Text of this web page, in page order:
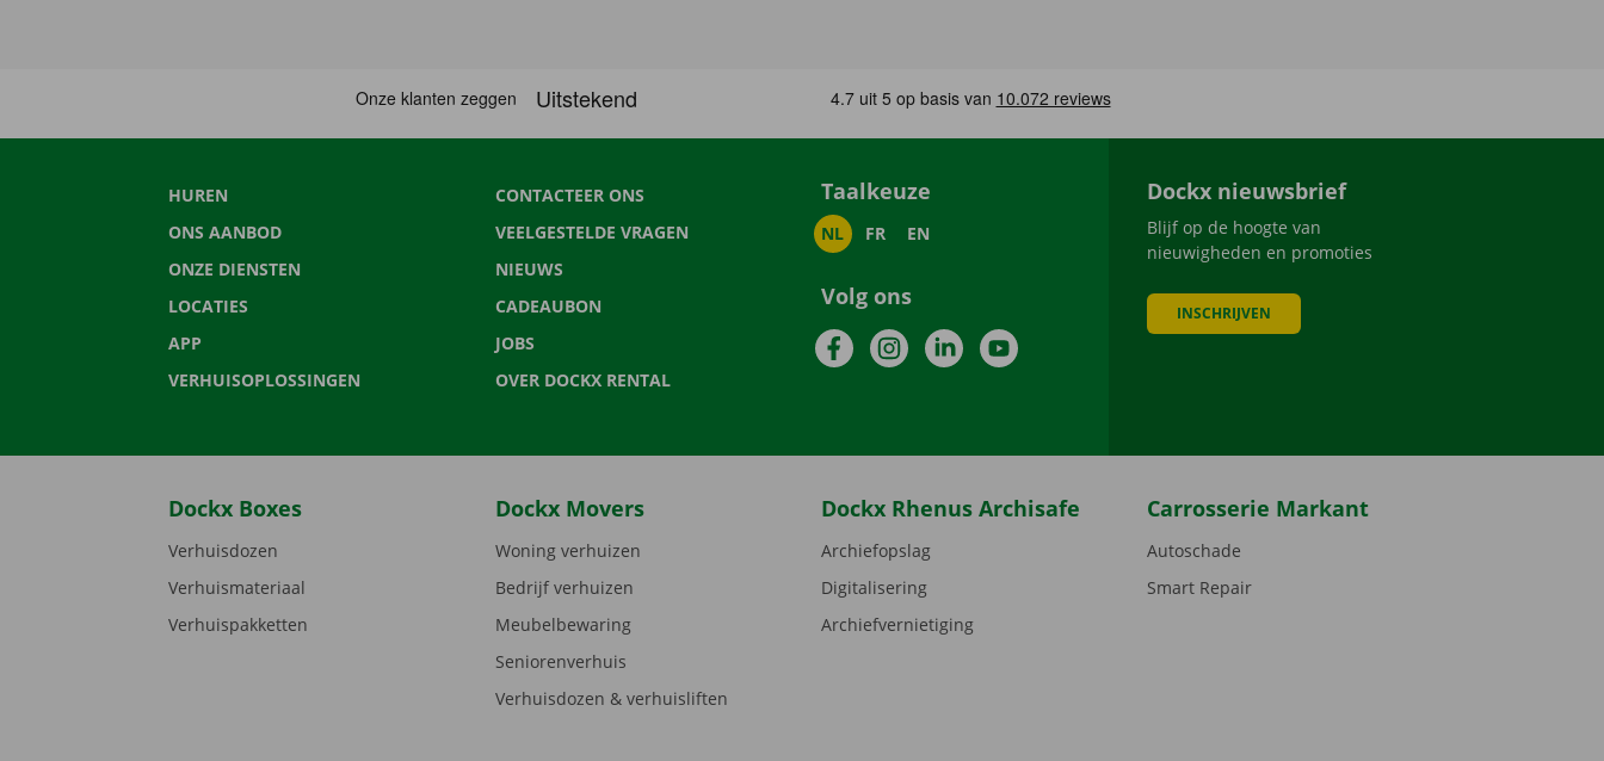
HUREN
ONS AANBOD
ONZE DIENSTEN
LOCATIES
APP
VERHUISOPLOSSINGEN
CONTACTEER ONS
VEELGESTELDE VRAGEN
NIEUWS
CADEAUBON
JOBS
OVER DOCKX RENTAL
Taalkeuze
NL FR EN
Volg ons
FacebookInstagramLinkedInYouTube
Dockx nieuwsbrief
Blijf op de hoogte van
nieuwigheden en promoties
INSCHRIJVEN
Dockx Boxes
Verhuisdozen
Verhuismateriaal
Verhuispakketten
Dockx Movers
Woning verhuizen
Bedrijf verhuizen
Meubelbewaring
Seniorenverhuis
Verhuisdozen & verhuisliften
Dockx Rhenus Archisafe
Archiefopslag
Digitalisering
Archiefvernietiging
Carrosserie Markant
Autoschade
Smart Repair